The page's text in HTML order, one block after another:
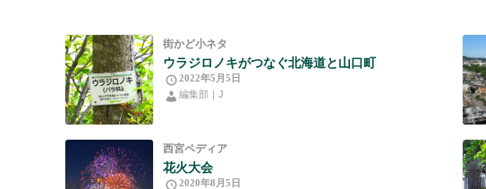
街かど小ネタ
ウラジロノキがつなぐ北海道と山口町
2022年5月5日
編集部｜J
西宮ペディア
花火大会
2020年8月5日